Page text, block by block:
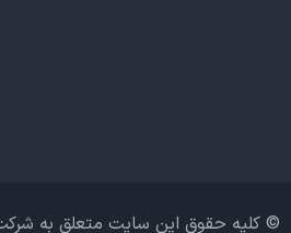
© کلیه حقوق این سایت متعلق به